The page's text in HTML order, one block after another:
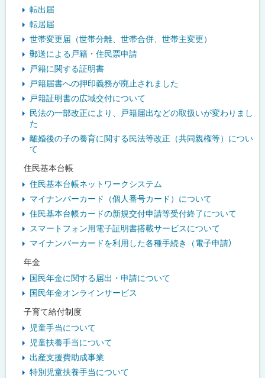
転出届
転居届
世帯変更届（世帯分離、世帯合併、世帯主変更）
郵送による戸籍・住民票申請
戸籍に関する証明書
戸籍届書への押印義務が廃止されました
戸籍証明書の広域交付について
民法の一部改正により、戸籍届出などの取扱いが変わりまし
た
離婚後の子の養育に関する民法等改正（共同親権等）につい
て
住民基本台帳
住民基本台帳ネットワークシステム
マイナンバーカード（個人番号カード）について
住民基本台帳カードの新規交付申請等受付終了について
スマートフォン用電子証明書搭載サービスについて
マイナンバーカードを利用した各種手続き（電子申請）
年金
国民年金に関する届出・申請について
国民年金オンラインサービス
子育て給付制度
児童手当について
児童扶養手当について
出産支援費助成事業
特別児童扶養手当について